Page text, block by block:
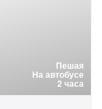
Пешая
На автобусе
2 часа